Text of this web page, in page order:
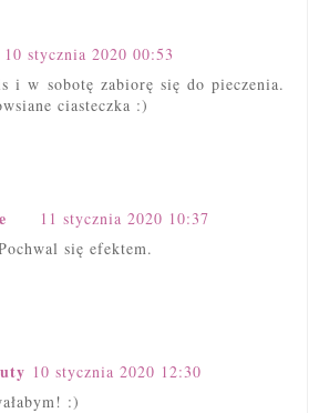
10 stycznia 2020 00:53
i w sobotę zabiorę się do pieczenia.
ciasteczka :)
11 stycznia 2020 10:37
się efektem.
10 stycznia 2020 12:30
:)